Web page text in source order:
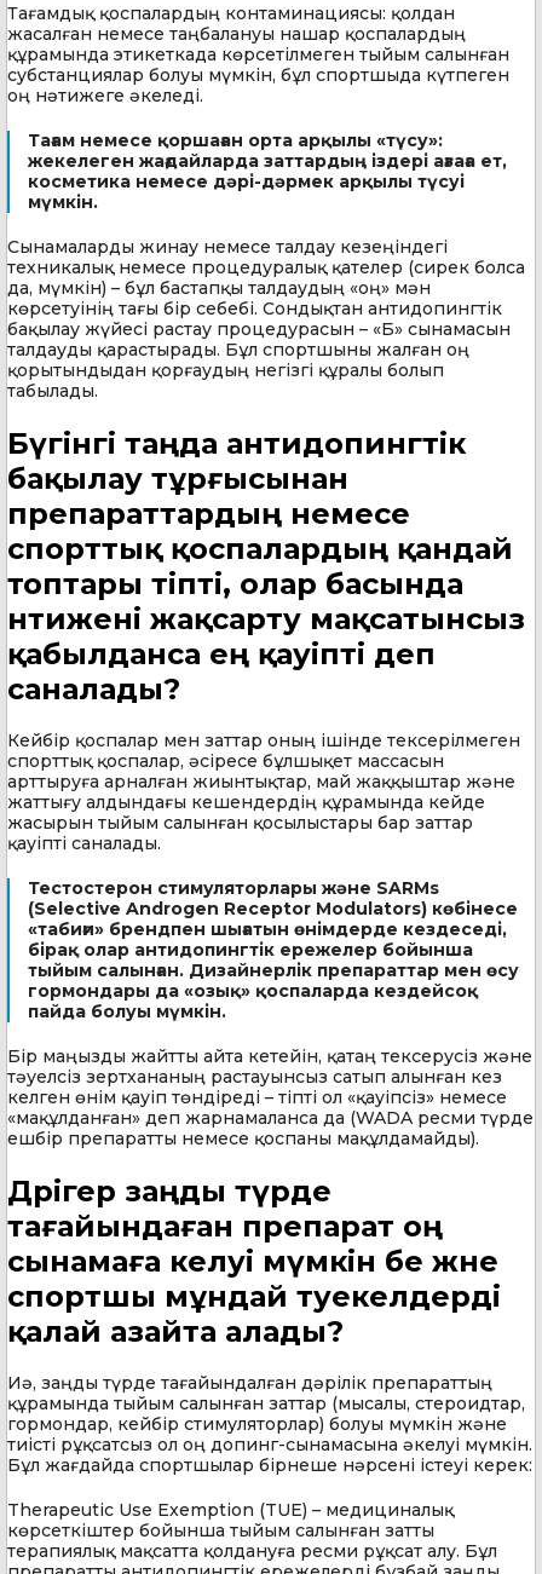
Тағамдық қоспалардың контаминациясы: қолдан
жасалған немесе таңбалануы нашар қоспалардың
құрамында этикеткада көрсетілмеген тыйым салынған
субстанциялар болуы мүмкін, бұл спортшыда күтпеген
оң нәтижеге әкеледі.
Тағам немесе қоршаған орта арқылы «түсу»:
жекелеген жағдайларда заттардың іздері ағзаға ет,
косметика немесе дәрі-дәрмек арқылы түсуі
мүмкін.
Сынамаларды жинау немесе талдау кезеңіндегі
техникалық немесе процедуралық қателер (сирек болса
да, мүмкін) – бұл бастапқы талдаудың «оң» мән
көрсетуінің тағы бір себебі. Сондықтан антидопингтік
бақылау жүйесі растау процедурасын – «Б» сынамасын
талдауды қарастырады. Бұл спортшыны жалған оң
қорытындыдан қорғаудың негізгі құралы болып
табылады.
Бүгінгі таңда антидопингтік
бақылау тұрғысынан
препараттардың немесе
спорттық қоспалардың қандай
топтары тіпті, олар басында
нәтижені жақсарту мақсатынсыз
қабылданса ең қауіпті деп
саналады?
Кейбір қоспалар мен заттар оның ішінде тексерілмеген
спорттық қоспалар, әсіресе бұлшықет массасын
арттыруға арналған жиынтықтар, май жаққыштар және
жаттығу алдындағы кешендердің құрамында кейде
жасырын тыйым салынған қосылыстары бар заттар
қауіпті саналады.
Тестостерон стимуляторлары және SARMs
(Selective Androgen Receptor Modulators) көбінесе
«табиғи» брендпен шығатын өнімдерде кездеседі,
бірақ олар антидопингтік ережелер бойынша
тыйым салынған. Дизайнерлік препараттар мен өсу
гормондары да «озық» қоспаларда кездейсоқ
пайда болуы мүмкін.
Бір маңызды жайтты айта кетейін, қатаң тексерусіз және
тәуелсіз зертхананың растауынсыз сатып алынған кез
келген өнім қауіп төндіреді – тіпті ол «қауіпсіз» немесе
«мақұлданған» деп жарнамаланса да (WADA ресми түрде
ешбір препаратты немесе қоспаны мақұлдамайды).
Дәрігер заңды түрде
тағайындаған препарат оң
сынамаға әкелуі мүмкін бе және
спортшы мұндай тәуекелдерді
қалай азайта алады?
Иә, заңды түрде тағайындалған дәрілік препараттың
құрамында тыйым салынған заттар (мысалы, стероидтар,
гормондар, кейбір стимуляторлар) болуы мүмкін және
тиісті рұқсатсыз ол оң допинг-сынамасына әкелуі мүмкін.
Бұл жағдайда спортшылар бірнеше нәрсені істеуі керек:
Therapeutic Use Exemption (TUE) – медициналық
көрсеткіштер бойынша тыйым салынған затты
терапиялық мақсатта қолдануға ресми рұқсат алу. Бұл